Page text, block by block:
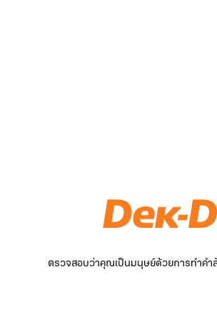
ตรวจสอบว่าคุณเป็นมนุษย์ด้วยการทำคำสั่